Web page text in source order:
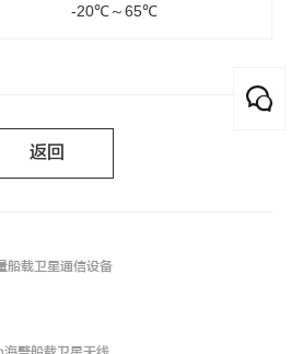
-20℃～65℃
返回
船载卫星通信设备